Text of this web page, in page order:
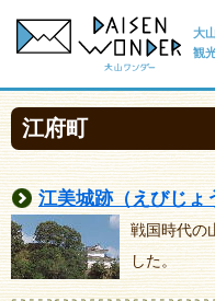
大
観
江府町
江美城跡（えびじょ
戦国時代の
した。